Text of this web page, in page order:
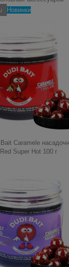
Новинки
Caramele
Super Hot 100 г